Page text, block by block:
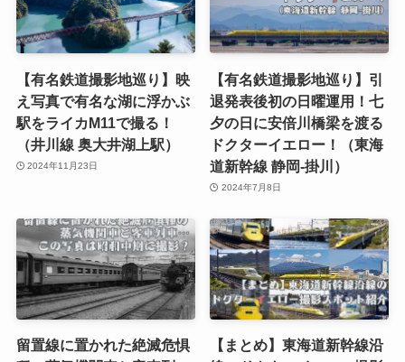
【有名鉄道撮影地巡り】映
え写真で有名な湖に浮かぶ
駅をライカM11で撮る！
（井川線 奥大井湖上駅）
2024年11月23日
【有名鉄道撮影地巡り】引
退発表後初の日曜運用！七
夕の日に安倍川橋梁を渡る
ドクターイエロー！（東海
道新幹線 静岡-掛川）
2024年7月8日
留置線に置かれた絶滅危惧
【まとめ】東海道新幹線沿